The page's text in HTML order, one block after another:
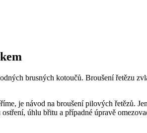
brusných kotoučů. Broušení řetězu
je návod na broušení pilových řetězů.
úhlu břitu a případné úpravě